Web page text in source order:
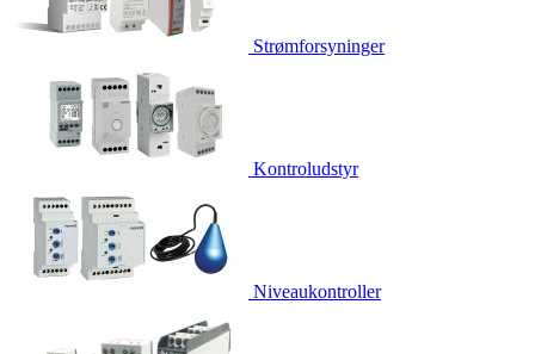
Strømforsyninger
Kontroludstyr
Niveaukontroller